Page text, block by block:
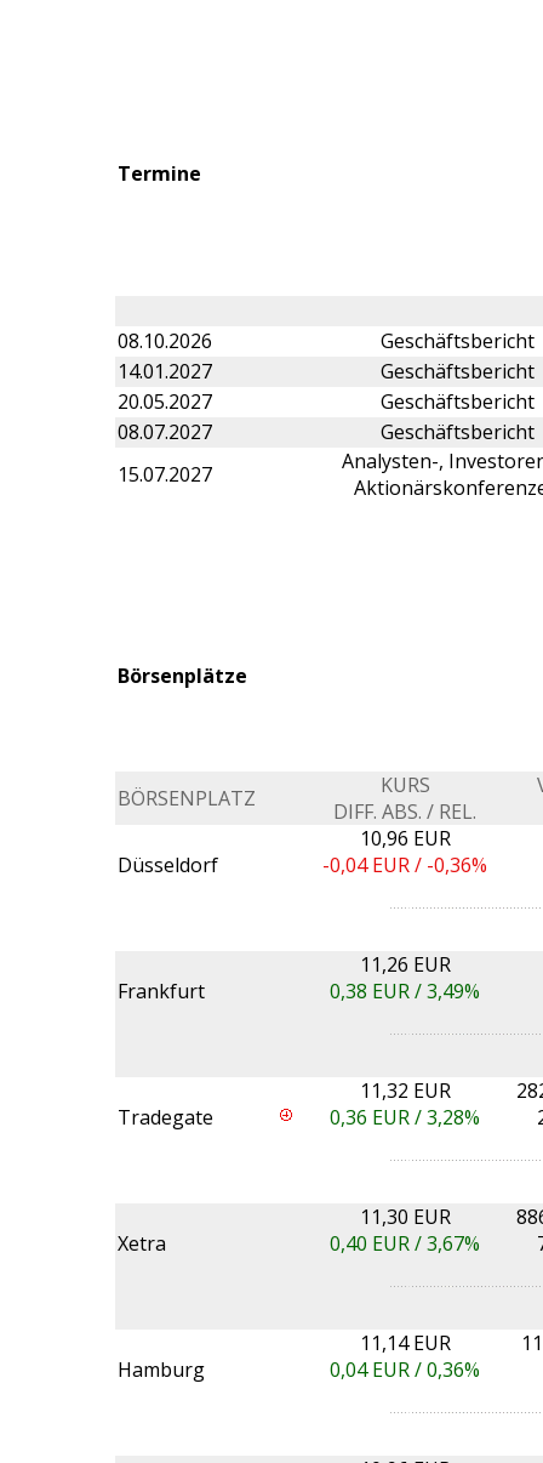
Termine
08.10.2026
Geschäftsbericht
14.01.2027
Geschäftsbericht
20.05.2027
Geschäftsbericht
08.07.2027
Geschäftsbericht
15.07.2027
Analysten-,
Börsenplätze
BÖRSENPLATZ
KURS
DIFF. ABS. / REL.
Düsseldorf
10,96 EUR
-0,04EUR / -0,36%
Frankfurt
11,26 EUR
0,38 EUR /3,49%
Tradegate
11,32 EUR
0,36 EUR /3,28%
Xetra
11,30 EUR
0,40 EUR /3,67%
Hamburg
11,14 EUR
0,04EUR /0,36%